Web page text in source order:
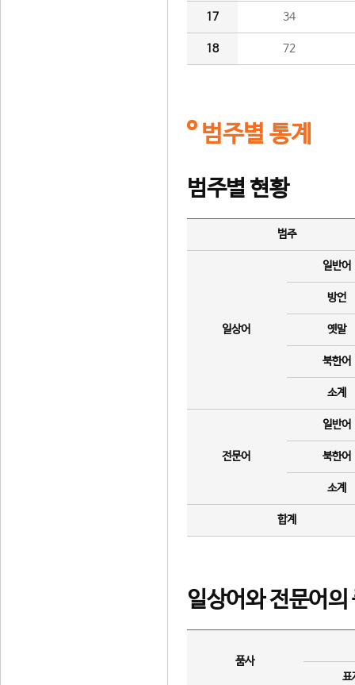
17 34
18 72
범주별 통계
범주별 현황
범주
일상어
일반어
방언
옛말
북한어
소계
전문어
일반어
북한어
소계
합계
일상어와 전문어의
품사
표